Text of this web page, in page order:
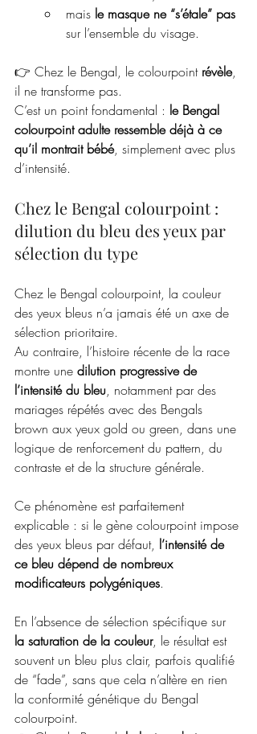
mais le masque ne “s’étale” pas
sur l’ensemble du visage.
👉 Chez le Bengal, le colourpoint révèle,
il ne transforme pas.
C’est un point fondamental : le Bengal
colourpoint adulte ressemble déjà à ce
qu’il montrait bébé, simplement avec plus
d’intensité.
Chez le Bengal colourpoint :
dilution du bleu des yeux par
sélection du type
Chez le Bengal colourpoint, la couleur
des yeux bleus n’a jamais été un axe de
sélection prioritaire.
Au contraire, l’histoire récente de la race
montre une dilution progressive de
l’intensité du bleu, notamment par des
mariages répétés avec des Bengals
brown aux yeux gold ou green, dans une
logique de renforcement du pattern, du
contraste et de la structure générale.
Ce phénomène est parfaitement
explicable : si le gène colourpoint impose
des yeux bleus par défaut, l’intensité de
ce bleu dépend de nombreux
modificateurs polygéniques.
En l’absence de sélection spécifique sur
la saturation de la couleur, le résultat est
souvent un bleu plus clair, parfois qualifié
de “fade”, sans que cela n’altère en rien
la conformité génétique du Bengal
colourpoint.